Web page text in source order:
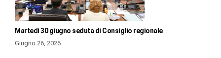
Martedì 30 giugno seduta di Consiglio regionale
Giugno 26, 2026